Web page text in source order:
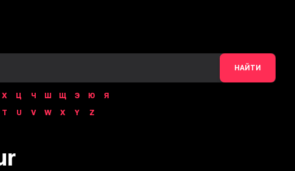
НАЙТИ
Х Ц Ч Ш Щ Э Ю
Я
T U V W X Y Z